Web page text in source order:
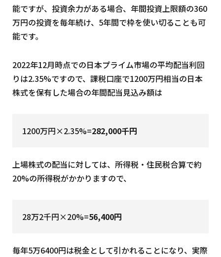
能ですが、投資余力がある場合、年間投資上限額の360
万円の投資を毎年続け、5年間で枠を使い切ることも可
能です。
2022年12月時点での日本プライム市場の平均配当利回
りは2.35%ですので、課税口座で1200万円相当の日本
株式を保有した場合の年間配当見込み額は
1200万円×2.35%=282,000千円
上場株式の配当に対しては、所得税・住民税合算で約
20%の所得税がかかりますので、
28万2千円×20%=56,400円
毎年5万6400円は税金として引かれることになり、実際